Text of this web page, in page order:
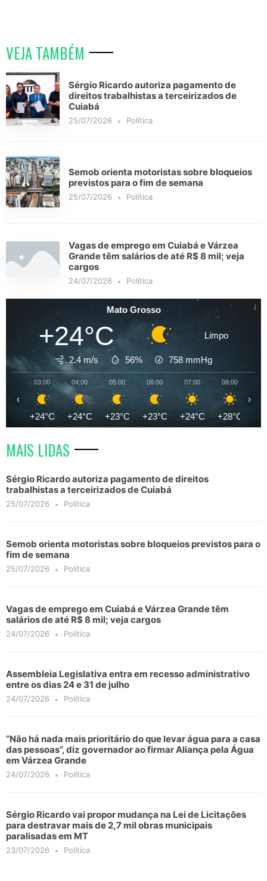
VEJA TAMBÉM
Sérgio Ricardo autoriza pagamento de
direitos trabalhistas a terceirizados de
Cuiabá
25/07/2026 Política
Semob orienta motoristas sobre bloqueios
previstos para o fim de semana
25/07/2026 Política
Vagas de emprego em Cuiabá e Várzea
Grande têm salários de até R$ 8 mil; veja
cargos
24/07/2026 Política
Mato Grosso
+24°C Limpo
2.4 m/s 56% 758 mmHg
03:00
+24°C
04:00
+24°C
05:00
+23°C
06:00
+23°C
07:00
+24°C
08:00
+28°C
‹ ›
MAIS LIDAS
Sérgio Ricardo autoriza pagamento de direitos
trabalhistas a terceirizados de Cuiabá
25/07/2026 Política
Semob orienta motoristas sobre bloqueios previstos para o
fim de semana
25/07/2026 Política
Vagas de emprego em Cuiabá e Várzea Grande têm
salários de até R$ 8 mil; veja cargos
24/07/2026 Política
Assembleia Legislativa entra em recesso administrativo
entre os dias 24 e 31 de julho
24/07/2026 Política
“Não há nada mais prioritário do que levar água para a casa
das pessoas”, diz governador ao firmar Aliança pela Água
em Várzea Grande
24/07/2026 Política
Sérgio Ricardo vai propor mudança na Lei de Licitações
para destravar mais de 2,7 mil obras municipais
paralisadas em MT
23/07/2026 Política